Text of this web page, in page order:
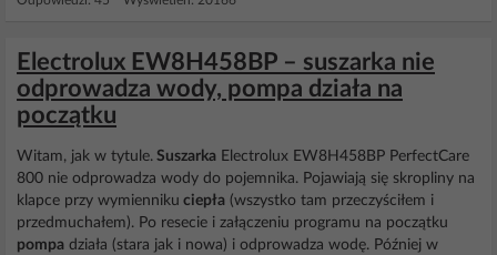
Electrolux EW8H458BP – suszarka nie
odprowadza wody, pompa działa na
początku
Witam, jak w tytule. Suszarka Electrolux EW8H458BP PerfectCare
800 nie odprowadza wody do pojemnika. Pojawiają się skropliny na
klapce przy wymienniku ciepła (wszystko tam przeczyściłem i
przedmuchałem). Po resecie i załączeniu programu na początku
pompa działa (stara jak i nowa) i odprowadza wodę. Później w